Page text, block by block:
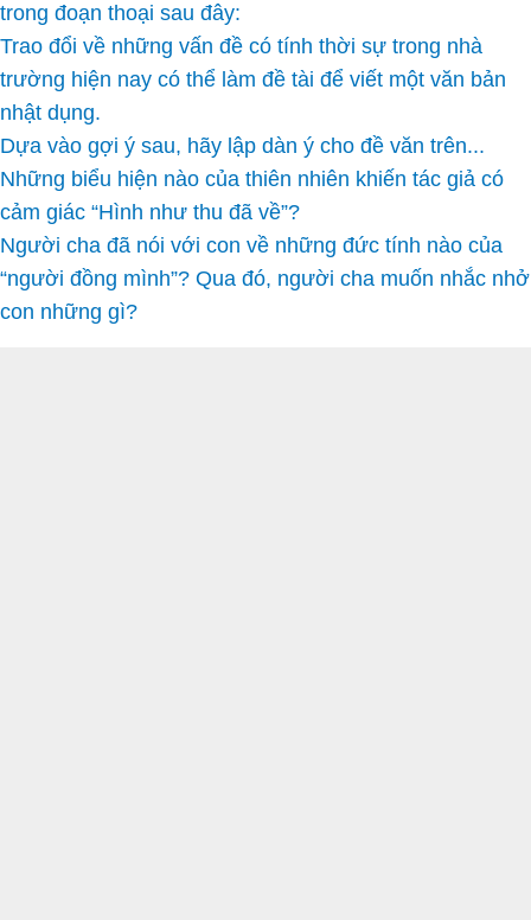
trong đoạn thoại sau đây:
Trao đổi về những vấn đề có tính thời sự trong nhà
trường hiện nay có thể làm đề tài để viết một văn bản
nhật dụng.
Dựa vào gợi ý sau, hãy lập dàn ý cho đề văn trên...
Những biểu hiện nào của thiên nhiên khiến tác giả có
cảm giác “Hình như thu đã về”?
Người cha đã nói với con về những đức tính nào của
“người đồng mình”? Qua đó, người cha muốn nhắc nhở
con những gì?